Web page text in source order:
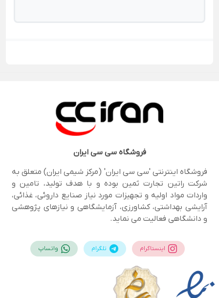
فروشگاهسی سی ایران
فروشگاه اینترنتی 'سی سی ایران' (مرکز شیمی ایران) متعلق به
شرکت راتین تجارت ثمین بوده و با هدف تولید، تامین و
واردات مواد اولیه و تجهیزات مورد نیاز صنایع داروئی، غذائی،
آرایشی بهداشتی، کشاورزی، آزمایشگاهی و نیازهای پژوهشی
و دانشگاهی فعالیت می نماید.
اینستاگرام تلگرام واتساپ